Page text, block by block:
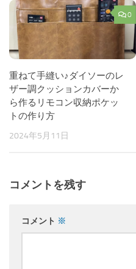
0
重ねて手縫い♪ダイソーのレ
ザー調クッションカバーか
ら作るリモコン収納ポケッ
トの作り方
2024年5月11日
コメントを残す
コメント ※